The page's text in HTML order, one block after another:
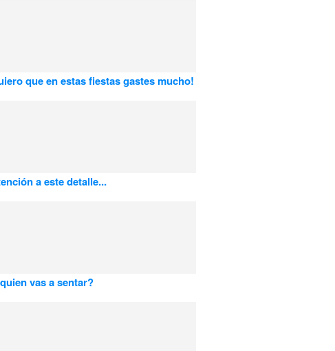
que en estas fiestas gastes mucho!
a este detalle...
vas a sentar?